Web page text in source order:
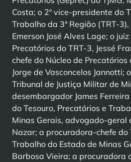
Costa; o 2º vice-presidente do
Trabalho da 3ª Região (TRT-
Emerson José Alves Lage; o
Precatórios do TRT-3, Jessé
chefe do Núcleo de
Jorge de Vasconcelos Jannotti;
Tribunal de Justiça Militar de
desembargador James
do Tesouro, Precatórios e
Minas Gerais, advogado-geral
Nazar; a procuradora-chefe do
Trabalho do Estado de Minas
Barbosa Vieira; a procuradora